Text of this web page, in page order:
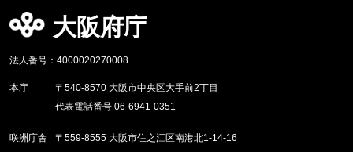
大阪府庁
法人番号：4000020270008
本庁
〒540-8570 大阪市中央区大手前2丁目
代表電話番号 06-6941-0351
咲洲庁舎
〒559-8555 大阪市住之江区南港北1-14-16